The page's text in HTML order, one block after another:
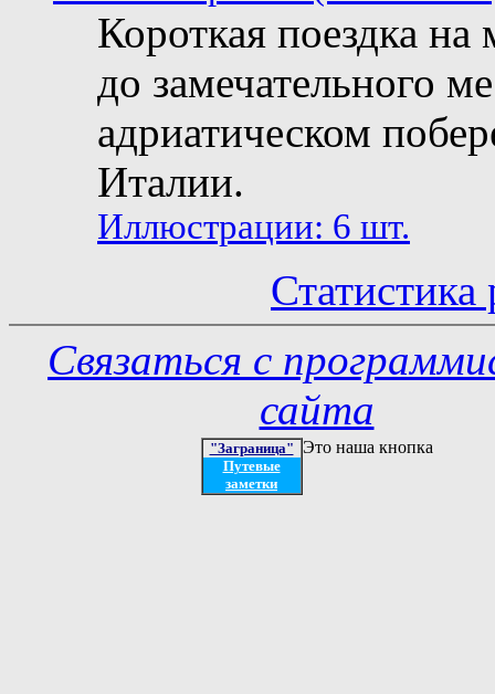
Короткая поездка на
до замечательного
адриатическом
Италии.
Иллюстрации: 6 шт.
Статистика
Связаться с
сайта
"Заграница"
Путевые
заметки
Это наша кнопка